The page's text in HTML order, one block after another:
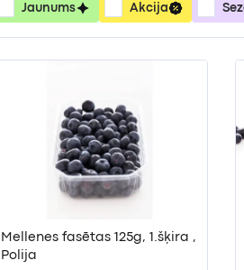
Jaunums Akcija
Mellenes fasētas 125g, 1.šķira ,
Polija